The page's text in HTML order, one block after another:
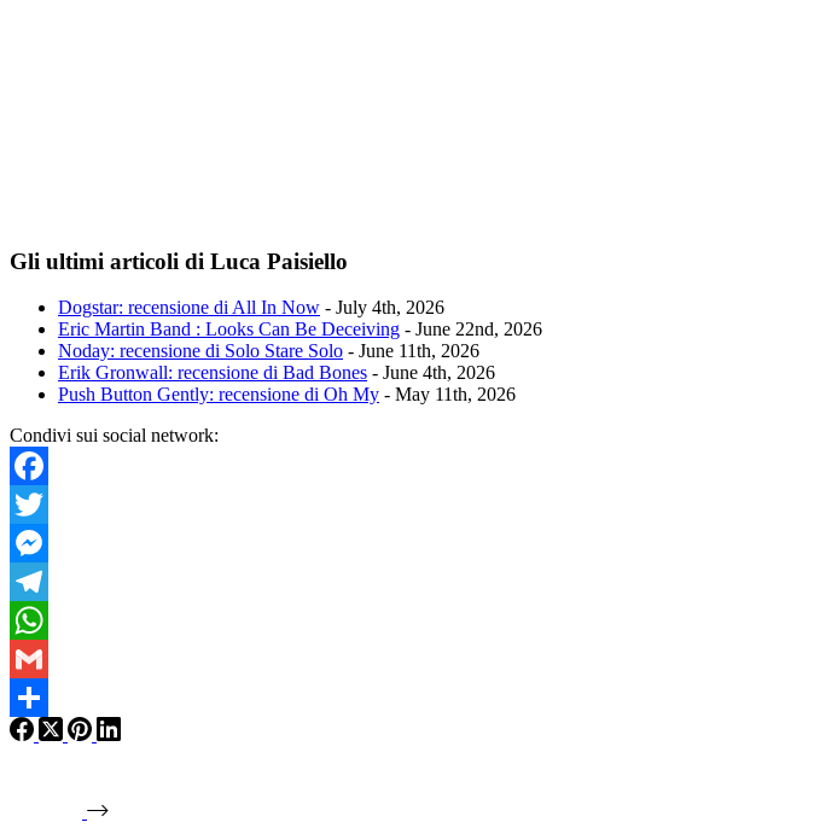
Gli ultimi articoli di Luca Paisiello
Dogstar: recensione di All In Now - July 4th, 2026
Eric Martin Band : Looks Can Be Deceiving - June 22nd, 2026
Noday: recensione di Solo Stare Solo - June 11th, 2026
Erik Gronwall: recensione di Bad Bones - June 4th, 2026
Push Button Gently: recensione di Oh My - May 11th, 2026
Condivi sui social network:
Facebook
Twitter
Messenger
Telegram
WhatsApp
Gmail
Condividi